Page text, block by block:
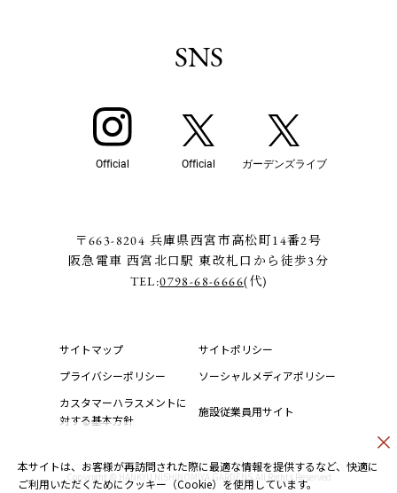
本サイトは、お客様が再訪問された際に最適な情報を提供するなど、快適に
ご利用いただくためにクッキー（Cookie）を使用しています。
SNS
Official Official ガーデンズライブ
〒663-8204 兵庫県西宮市高松町14番2号
阪急電車 西宮北口駅 東改札口から徒歩3分
TEL:0798-68-6666(代)
サイトマップ
サイトポリシー
プライバシーポリシー
ソーシャルメディアポリシー
カスタマーハラスメントに
対する基本方針
施設従業員用サイト
Copyright © HANKYU NISHINOMIYA GARDENS.All Rights Reserved